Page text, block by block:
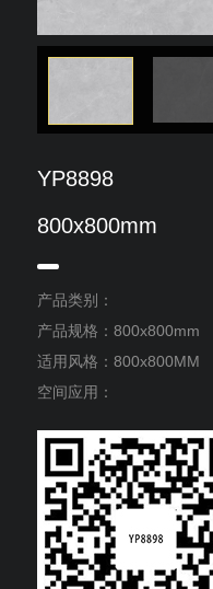
YP8898
800x800mm
产品类别：
产品规格：800x800mm
适用风格：800x800MM
空间应用：